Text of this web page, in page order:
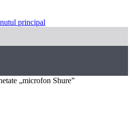
principal
„microfon Shure”